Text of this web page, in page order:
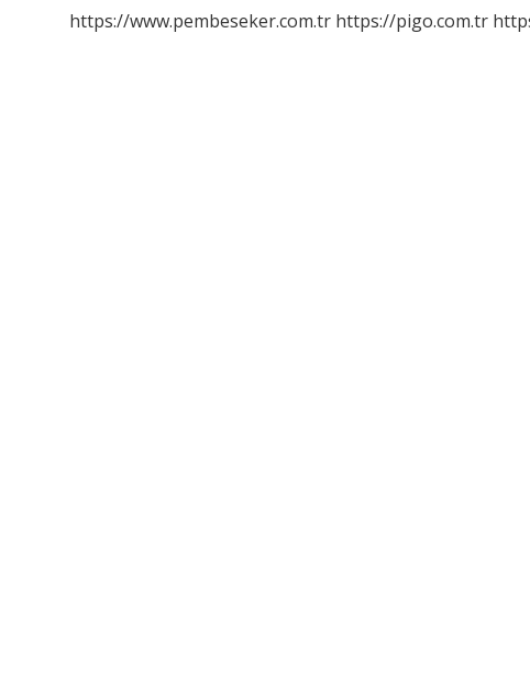
https://www.pembeseker.com.tr https://pigo.com.tr